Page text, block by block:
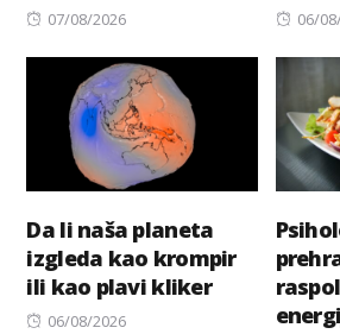
Posted
07/08/2026 06/
Da li naša planeta
izgleda kao krompir
ili kao plavi kliker
Posted
06/08/2026